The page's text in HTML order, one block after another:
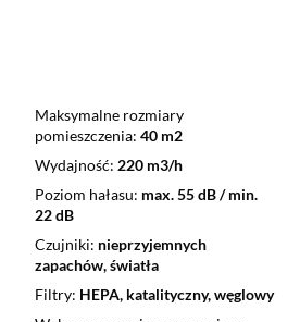
Maksymalne rozmiary
pomieszczenia 40 m2
Wydajność 220 m3/h
Poziom hałasu max. 55 dB / min.
22 dB
Czujniki nieprzyjemnych
zapachów, światła
Filtry HEPA, katalityczny, węglowy